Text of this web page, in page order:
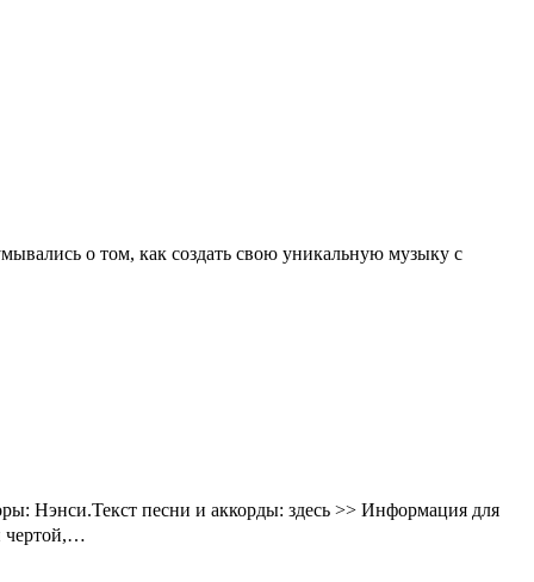
о том, как создать свою уникальную музыку с
Нэнси.Текст песни и аккорды: здесь >> Информация для
чертой,…